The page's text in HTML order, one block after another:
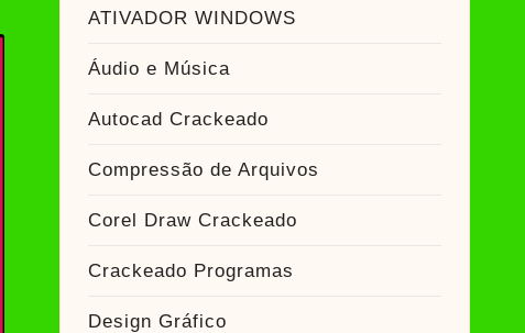
ATIVADOR WINDOWS
Áudio e Música
Autocad Crackeado
Compressão de Arquivos
Corel Draw Crackeado
Crackeado Programas
Design Gráfico